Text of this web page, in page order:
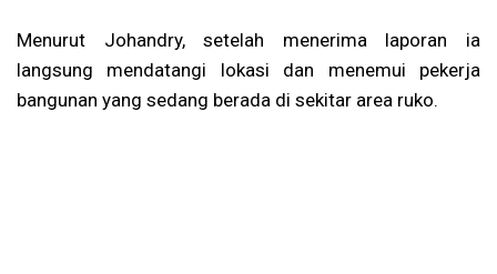
Menurut Johandry, setelah menerima laporan ia
langsung mendatangi lokasi dan menemui pekerja
bangunan yang sedang berada di sekitar area ruko.